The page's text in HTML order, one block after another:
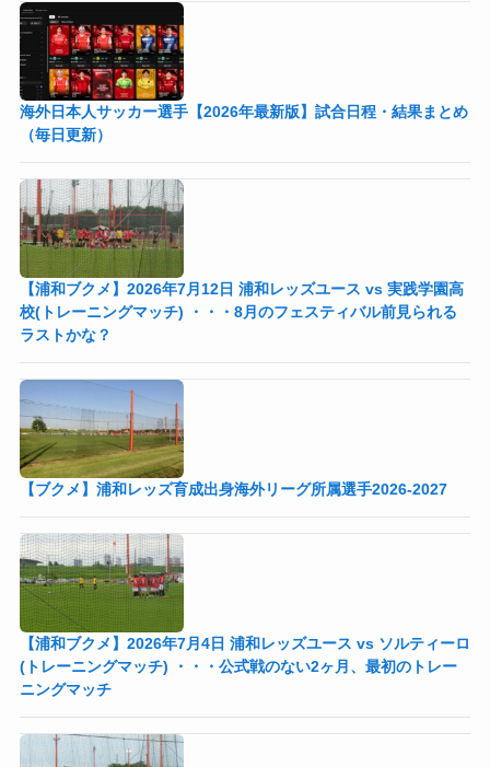
海外日本人サッカー選手【2026年最新版】試合日程・結果まとめ
（毎日更新）
【浦和ブクメ】2026年7月12日 浦和レッズユース vs 実践学園高
校(トレーニングマッチ) ・・・8月のフェスティバル前見られる
ラストかな？
【ブクメ】浦和レッズ育成出身海外リーグ所属選手2026-2027
【浦和ブクメ】2026年7月4日 浦和レッズユース vs ソルティーロ
(トレーニングマッチ) ・・・公式戦のない2ヶ月、最初のトレー
ニングマッチ